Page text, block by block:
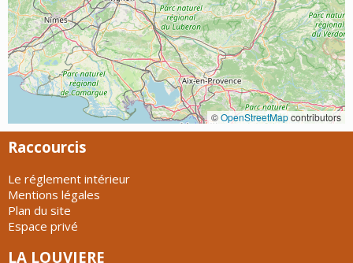
©OpenStreetMapcontributors
Raccourcis
Le réglement intérieur
Mentions légales
Plan du site
Espace privé
LA LOUVIERE